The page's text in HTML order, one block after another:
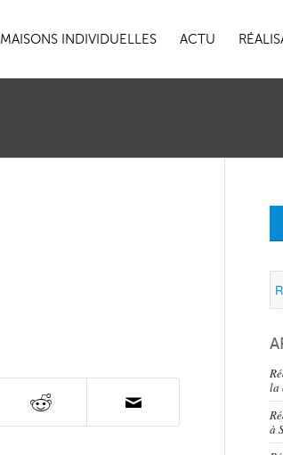
MAISONS INDIVIDUELLES ACTU
la
à